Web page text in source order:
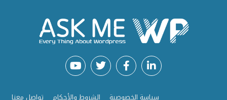
سياسة الخصوصية الشروط والأحكام تواصل معنا